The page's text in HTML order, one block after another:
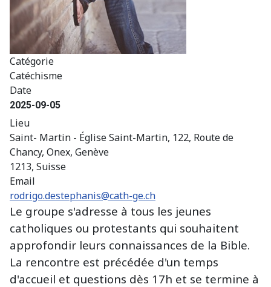
Catégorie
Catéchisme
Date
2025-09-05
Lieu
Saint- Martin - Église Saint-Martin, 122, Route de
Chancy, Onex, Genève
1213, Suisse
Email
rodrigo.destephanis@cath-ge.ch
Le groupe s'adresse à tous les jeunes
catholiques ou protestants qui souhaitent
approfondir leurs connaissances de la Bible.
La rencontre est précédée d'un temps
d'accueil et questions dès 17h et se termine à